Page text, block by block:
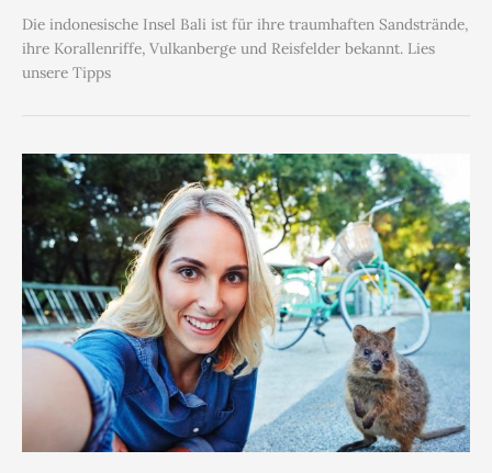
Die indonesische Insel Bali ist für ihre traumhaften Sandstrände,
ihre Korallenriffe, Vulkanberge und Reisfelder bekannt. Lies
unsere Tipps